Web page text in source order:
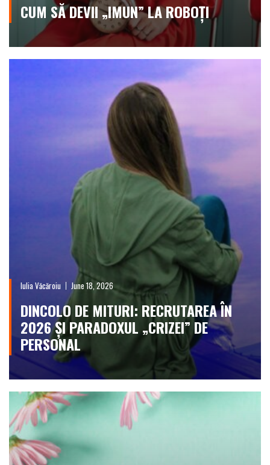
CUM SĂ DEVII „IMUN” LA ROBOȚI
Iulia Văcăroiu June 18, 2026
DINCOLO DE MITURI: RECRUTAREA ÎN
2026 ȘI PARADOXUL „CRIZEI” DE
PERSONAL